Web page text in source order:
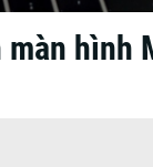
hình